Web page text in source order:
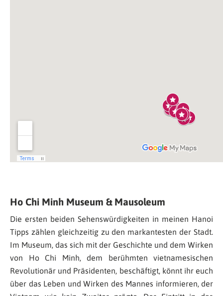
Ho Chi Minh Museum & Mausoleum
Die ersten beiden Sehenswürdigkeiten in meinen Hanoi
Tipps zählen gleichzeitig zu den markantesten der Stadt.
Im Museum, das sich mit der Geschichte und dem Wirken
von Ho Chi Minh, dem berühmten vietnamesischen
Revolutionär und Präsidenten, beschäftigt, könnt ihr euch
über das Leben und Wirken des Mannes informieren, der